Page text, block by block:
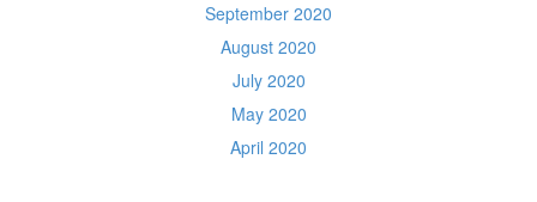
September 2020
August 2020
July 2020
May 2020
April 2020